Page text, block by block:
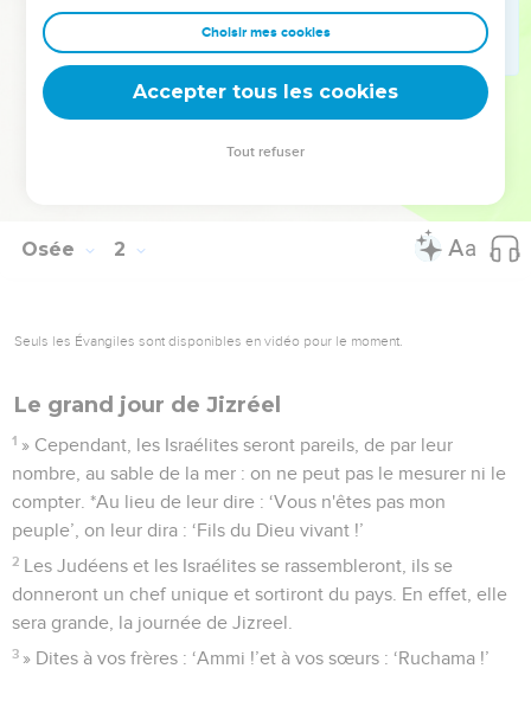
clés pour avancer avec plus de sagesse afin que leurs erreurs
deviennent vos tremplins. Que vous guidiez un ministère, une
équipe, un groupe ou une famille, leur expérience est faite
Osée 1
Seuls les Évangiles sont disponibles en vidéo pour le moment.
règnes d'Ozias, de Jotham, d'Achaz et d'Ezéchias sur Juda,
et durant celui de Jéroboam, fils de Joas, sur Israël.
La famille du prophète, premier message
de Dieu
2 Début des paroles de l’Eternel à Osée. L'Eternel dit à
Osée : « Va prendre une femme prostituée et des enfants de
prostitution ! En effet, le pays se prostitue, il abandonne
l'Eternel. »
Choisir mes cookies
Accepter tous les cookies
Tout refuser